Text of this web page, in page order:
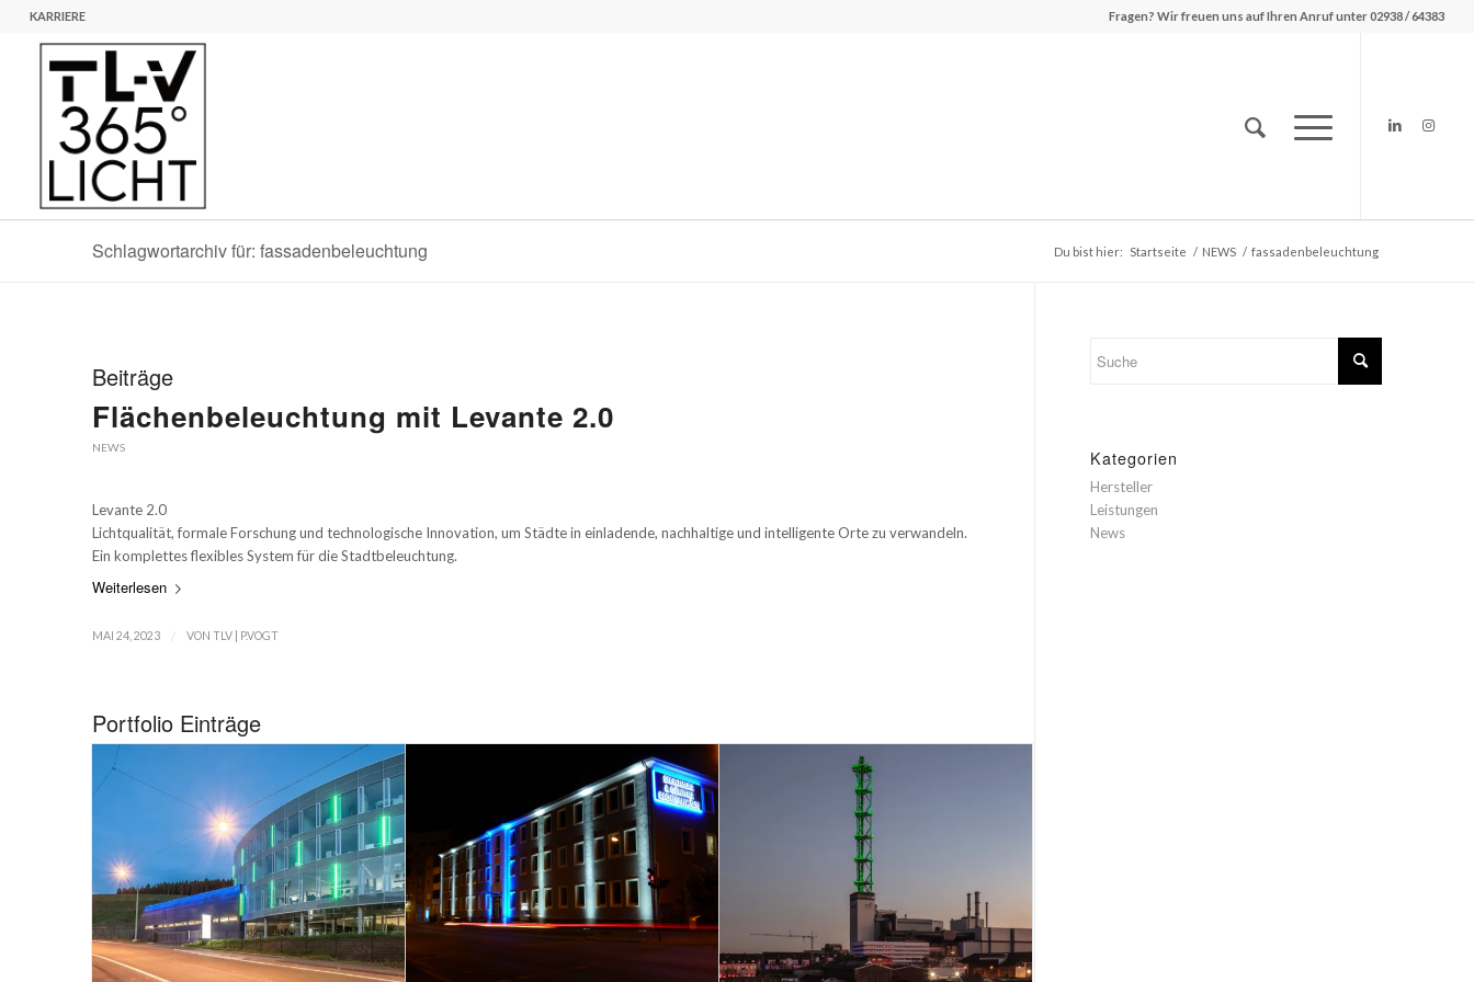
KARRIERE Fragen? Wir freuen uns auf Ihren Anruf unter 02938 / 64383
Schlagwortarchiv für: fassadenbeleuchtung Du bist hier: Startseite / NEWS / fassadenbeleuchtung
Beiträge
Flächenbeleuchtung mit Levante 2.0
NEWS
Levante 2.0
Lichtqualität, formale Forschung und technologische Innovation, um Städte in einladende, nachhaltige und intelligente Orte zu verwandeln.
Ein komplettes flexibles System für die Stadtbeleuchtung.
Weiterlesen
MAI 24, 2023 / VON TLV | P.VOGT
Portfolio Einträge
Kategorien
Hersteller
Leistungen
News